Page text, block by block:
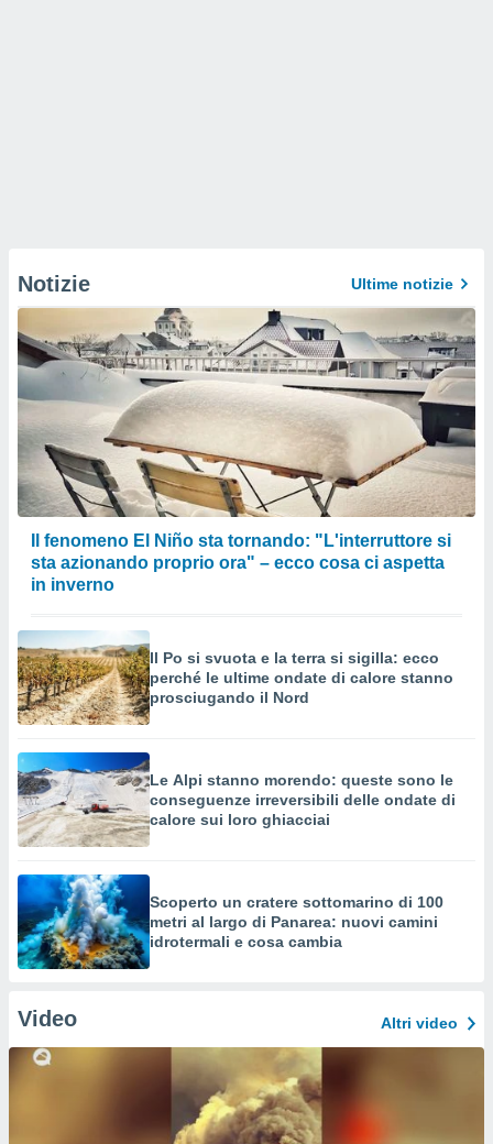
Notizie Ultime notizie
Il fenomeno El Niño sta tornando: "L'interruttore si
sta azionando proprio ora" – ecco cosa ci aspetta
in inverno
Il Po si svuota e la terra si sigilla: ecco
perché le ultime ondate di calore stanno
prosciugando il Nord
Le Alpi stanno morendo: queste sono le
conseguenze irreversibili delle ondate di
calore sui loro ghiacciai
Scoperto un cratere sottomarino di 100
metri al largo di Panarea: nuovi camini
idrotermali e cosa cambia
Video Altri video